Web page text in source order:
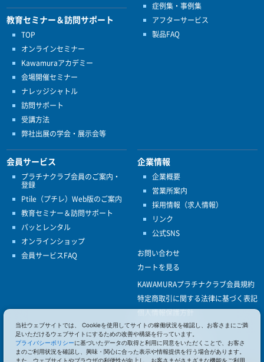
教育セミナー＆訪問サポート
TOP
オンラインセミナー
Kawamuraアカデミー
会場開催セミナー
ナレッジシャトル
訪問サポート
受講方法
弊社出展の学会・展示会等
症例集・事例集
アフターサービス
製品FAQ
会員サービス
プラチナクラブ会員のご案内・
登録
Ptile（プチレ）Web版のご案内
教育セミナー＆訪問サポート
パッとレンタル
オンラインショップ
会員サービスFAQ
企業情報
企業概要
営業所案内
採用情報（求人情報）
リンク
公式SNS
お問い合わせ
カートを見る
KAWAMURAプラチナクラブ会員規約
特定商取引に関する法律に基づく表記
個人情報保護方針
ISO9001
健康経営優良法人認定
当社ウェブサイトでは、 Cookieを使用してサイトの稼働状況を確認し、お客さまにご満
足いただけるウェブサイトにするための改善や構築を行っています。
プライバシーポリシーに基づいたデータの取得と利用に同意をいただくことで、お客さ
まのご利用状況を確認し、興味・関心に合った表示や情報提供を行う場合があります。
また、ウェブサイトやブラウザの利便性が向上し、お客さまがさまざまな機能をご利用